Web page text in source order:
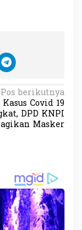
Pos berikutnya
Kasus Covid 19
DPD KNPI
Masker